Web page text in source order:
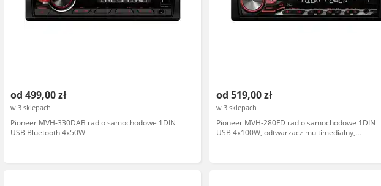
od 499,00 zł
w 3 sklepach
Pioneer MVH-330DAB radio samochodowe 1DIN
USB Bluetooth 4x50W
od 519,00 zł
w 3 sklepach
Pioneer MVH-280FD radio samochodowe 1DIN
USB 4x100W, odtwarzacz multimedialny,